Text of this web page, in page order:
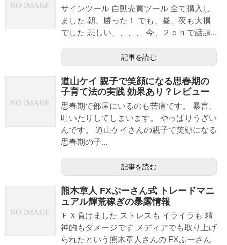
サインツール 自動売買ツール 全て購入し
ました 朝、勝った！ でも、昼、夜も大損
でした 悲しい、、、、 今、２ｃｈで話題...
記事を読む
道山ケイ 親子で笑顔になる思春期の
子育て法の実践 効果あり？レビュー
思春期で部屋にいるのも苦痛です。 暴言、
吐いたりしてしまいます。 やっぱりうざい
んです。 道山ケイさんの親子で笑顔になる
思春期の子...
記事を読む
熊木章人 FXぷーさん式 トレードマニ
ュアル輝荒稼ぎの暴露情報
ＦＸ負けました ストレスも イライラも 精
神的もダメージです メディアでも取り上げ
られたという熊木章人さんの FXぷーさん